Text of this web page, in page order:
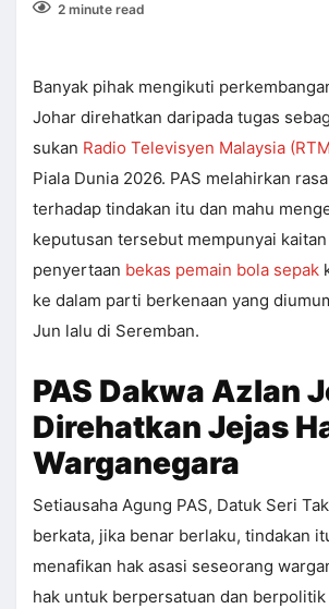
2 minute read
Banyak pihak mengikuti
Johar direhatkan daripada tugas
sukan Radio Televisyen Malaysia
Piala Dunia 2026. PAS melahirkan
terhadap tindakan itu dan mahu
keputusan tersebut mempunyai
penyertaan bekas pemain bola sepak
ke dalam parti berkenaan yang
Jun lalu di Seremban.
PAS Dakwa Azlan
Direhatkan Jejas
Warganegara
Setiausaha Agung PAS, Datuk Seri
berkata, jika benar berlaku, tindakan
menafikan hak asasi seseorang
hak untuk berpersatuan dan